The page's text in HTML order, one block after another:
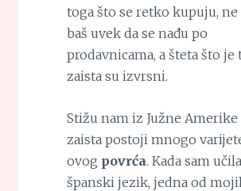
toga što se retko kupuju,
baš uvek da se nađu po
prodavnicama, a šteta što je
zaista su izvrsni.
Stižu nam iz Južne
zaista postoji mnogo
ovog povrća. Kada sam učila
španski jezik, jedna od